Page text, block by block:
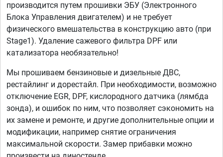
производится путем прошивки ЭБУ (Электронного
Блока Управления двигателем) и не требует
физического вмешательства в конструкцию авто (при
Stage1). Удаление сажевого фильтра DPF или
катализатора необязательно!
Мы прошиваем бензиновые и дизельные ДВС,
рестайлинг и дорестайл. При необходимости, возможно
отключение EGR, DPF, кислородного датчика (лямбда
зонда), и ошибок по ним, что позволяет сэкономить на
их замене и ремонте, и другие дополнительные опции и
модификации, например снятие ограничения
максимальной скорости. Замер прибавки можно